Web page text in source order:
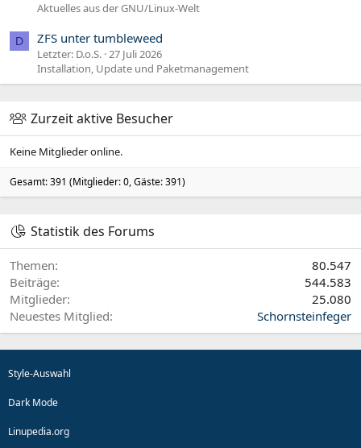
Aktuelles aus der GNU/Linux-Welt
D ZFS unter tumbleweed
Letzter: D.o.S. 27 Juli 2026
Installation, Update und Paketmanagement
Zurzeit aktive Besucher
Keine Mitglieder online.
Gesamt: 391 (Mitglieder: 0, Gäste: 391)
Statistik des Forums
Themen
80.547
Beiträge
544.583
Mitglieder
25.080
Neuestes Mitglied
Schornsteinfeger
Style-Auswahl
Dark Mode
Linupedia.org